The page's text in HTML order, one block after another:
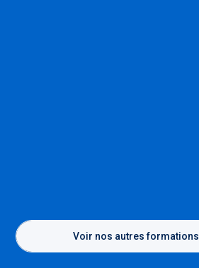
Voir nos autres formations